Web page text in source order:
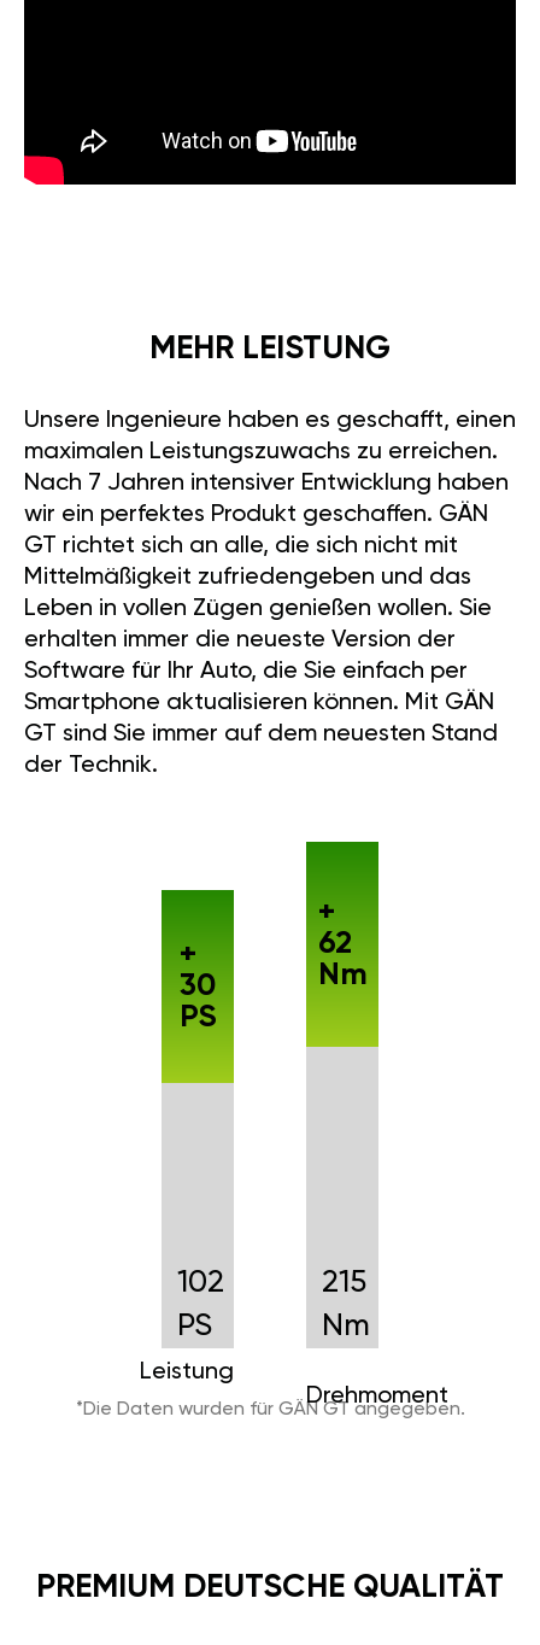
MEHR LEISTUNG
Unsere Ingenieure haben es geschafft, einen
maximalen Leistungszuwachs zu erreichen.
Nach 7 Jahren intensiver Entwicklung haben
wir ein perfektes Produkt geschaffen. GÄN
GT richtet sich an alle, die sich nicht mit
Mittelmäßigkeit zufriedengeben und das
Leben in vollen Zügen genießen wollen. Sie
erhalten immer die neueste Version der
Software für Ihr Auto, die Sie einfach per
Smartphone aktualisieren können. Mit GÄN
GT sind Sie immer auf dem neuesten Stand
der Technik.
102
PS
Leistung
+
30
PS
215
Nm
Drehmoment
+
62
Nm
*Die Daten wurden für GÄN GT angegeben.
PREMIUM DEUTSCHE QUALITÄT